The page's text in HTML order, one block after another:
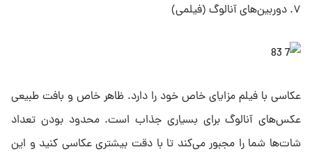
۷. دوربین‌های آنالوگ (فیلمی)
عکاسی با فیلم مزایای خاص خود را دارد. ظاهر خاص و بافت طبیعی
عکس‌های آنالوگ برای بسیاری جذاب است. محدود بودن تعداد
شات‌ها شما را مجبور می‌کند تا با دقت بیشتری عکاسی کنید و این